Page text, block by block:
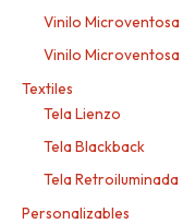
Vinilo Microventosa
Vinilo Microventosa
Textiles
Tela Lienzo
Tela Blackback
Tela Retroiluminada
Personalizables